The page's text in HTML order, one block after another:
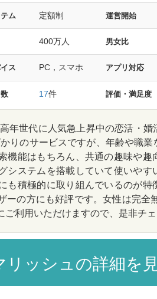
ム 定額制 運営開始
400万人 男女比
ス PC，スマホ アプリ対応
17件 評価・満足度
年世代に人気急上昇中の恋活・婚
りのサービスですが、年齢や職
機能はもちろん、共通の趣味や趣
システムを搭載していて使いやす
も積極的に取り組んでいるのが特
ーの方にも好評です。女性は完全
利用いただけますので、是非チ
リッシュの詳細を